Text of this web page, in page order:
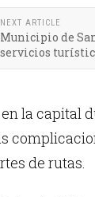
NEXT ARTICLE
Municipio de
servicios
la capital
de rutas.